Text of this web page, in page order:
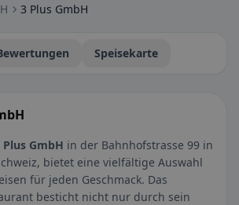
3 Plus GmbH
Speisekarte
Plus GmbH in der Bahnhofstrasse 99 in
bietet eine vielfältige Auswahl
für jeden Geschmack. Das
besticht nicht nur durch sein